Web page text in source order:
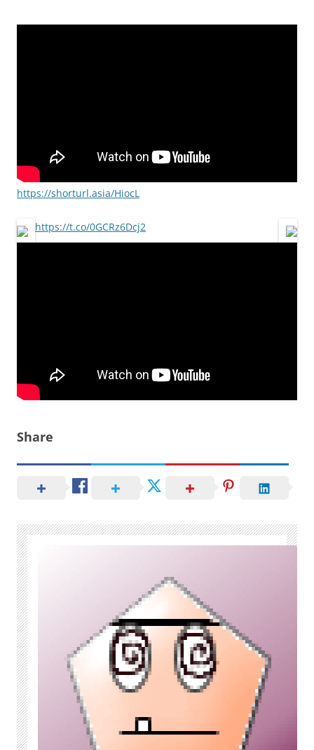
https://shorturl.asia/HiocL
https://t.co/0GCRz6Dcj2
Share